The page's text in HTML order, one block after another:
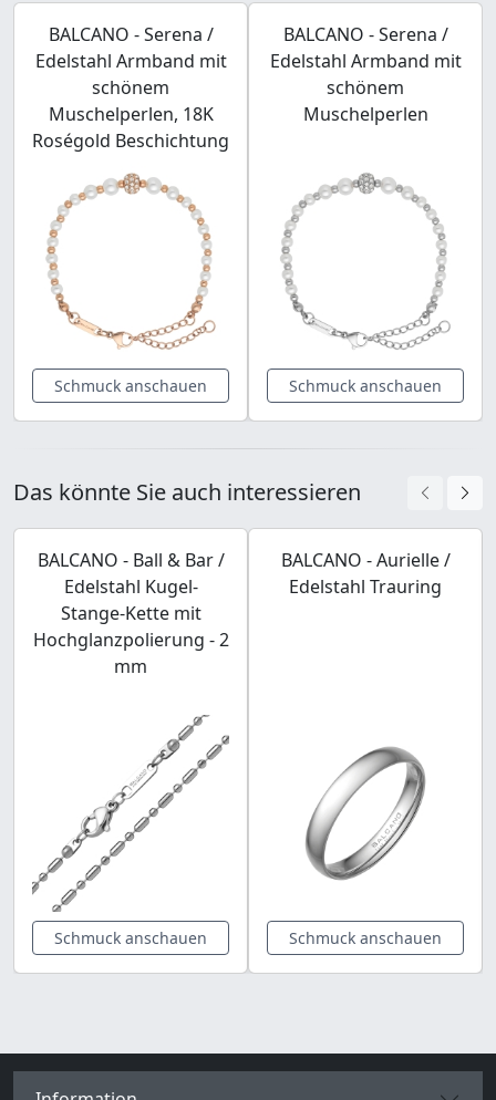
BALCANO - Serena /
Edelstahl Armband mit
schönem
Muschelperlen, 18K
Roségold Beschichtung
Schmuck anschauen
BALCANO - Serena /
Edelstahl Armband mit
schönem
Muschelperlen
Schmuck anschauen
Das könnte Sie auch interessieren
BALCANO - Ball & Bar /
Edelstahl Kugel-
Stange-Kette mit
Hochglanzpolierung - 2
mm
Schmuck anschauen
BALCANO - Aurielle /
Edelstahl Trauring
Schmuck anschauen